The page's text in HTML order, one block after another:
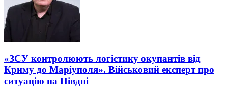
«ЗСУ контролюють логістику окупантів від
Криму до Маріуполя». Військовий експерт про
ситуацію на Півдні